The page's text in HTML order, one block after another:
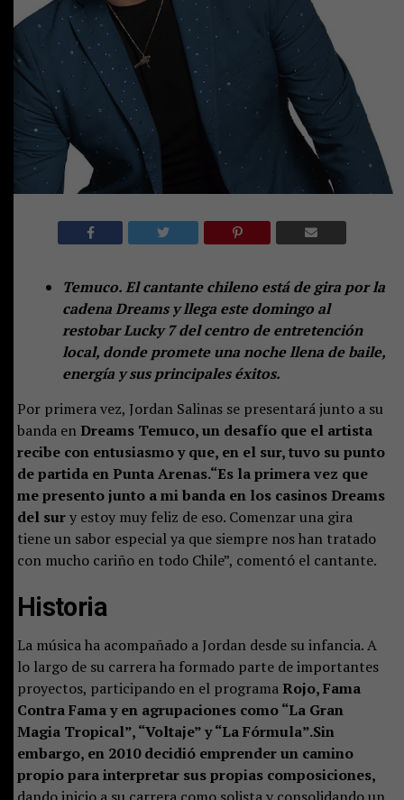
Temuco. El cantante chileno está de gira por la
cadena Dreams y llega este domingo al
restobar Lucky 7 del centro de entretención
local, donde promete una noche llena de baile,
energía y sus principales éxitos.
Por primera vez, Jordan Salinas se presentará junto a su
banda en Dreams Temuco, un desafío que el artista
recibe con entusiasmo y que, en el sur, tuvo su punto
de partida en Punta Arenas.“Es la primera vez que
me presento junto a mi banda en los casinos Dreams
del sury estoy muy feliz de eso. Comenzar una gira
tiene un sabor especial ya que siempre nos han tratado
con mucho cariño en todo Chile”, comentó el cantante.
Historia
La música ha acompañado a Jordan desde su infancia. A
lo largo de su carrera ha formado parte de importantes
proyectos, participando en el programa Rojo, Fama
Contra Fama y en agrupaciones como “La Gran
Magia Tropical”, “Voltaje” y “La Fórmula”.Sin
embargo, en 2010 decidió emprender un camino
propio para interpretar sus propias composiciones,